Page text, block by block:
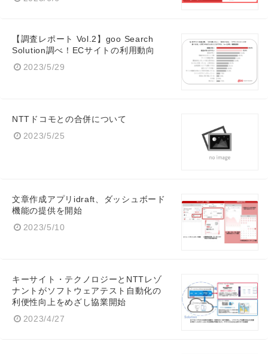
【調査レポート Vol.2】goo Search
Solution調べ！ECサイトの利用動向
2023/5/29
NTTドコモとの合併について
2023/5/25
文章作成アプリidraft、ダッシュボード
機能の提供を開始
2023/5/10
キーサイト・テクノロジーとNTTレゾ
ナントがソフトウェアテスト自動化の
利便性向上をめざし協業開始
2023/4/27